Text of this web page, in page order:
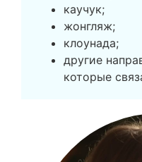
каучук;
жонгляж;
клоунада;
другие
которые